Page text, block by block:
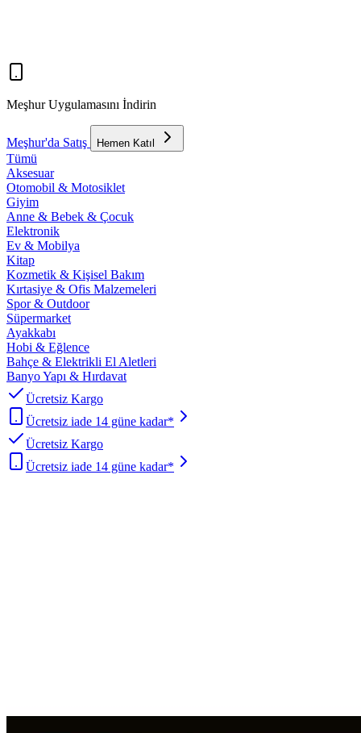
Meşhur Uygulamasını İndirin
Meşhur'da Satış Hemen Katıl
Tümü
Aksesuar
Otomobil & Motosiklet
Giyim
Anne & Bebek & Çocuk
Elektronik
Ev & Mobilya
Kitap
Kozmetik & Kişisel Bakım
Kırtasiye & Ofis Malzemeleri
Spor & Outdoor
Süpermarket
Ayakkabı
Hobi & Eğlence
Bahçe & Elektrikli El Aletleri
Banyo Yapı & Hırdavat
Ücretsiz Kargo
Ücretsiz iade 14 güne kadar*
Ücretsiz Kargo
Ücretsiz iade 14 güne kadar*